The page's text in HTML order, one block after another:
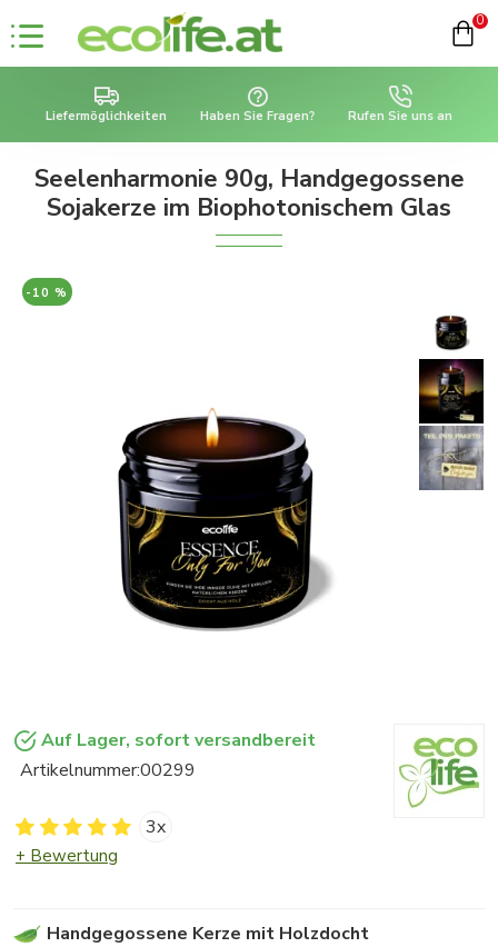
0
Liefermöglichkeiten Haben Sie Fragen? Rufen Sie uns an
Seelenharmonie 90g, Handgegossene
Sojakerze im Biophotonischem Glas
-10 %
Auf Lager, sofort versandbereit
Artikelnummer:00299
3x
+ Bewertung
Handgegossene Kerze mit Holzdocht